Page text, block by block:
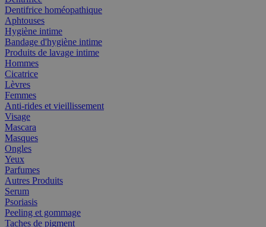
Dentifrice homéopathique
Aphtouses
Hygiène intime
Bandage d'hygiène intime
Produits de lavage intime
Hommes
Cicatrice
Lèvres
Femmes
Anti-rides et vieillissement
Visage
Mascara
Masques
Ongles
Yeux
Parfumes
Autres Produits
Serum
Psoriasis
Peeling et gommage
Taches de pigment